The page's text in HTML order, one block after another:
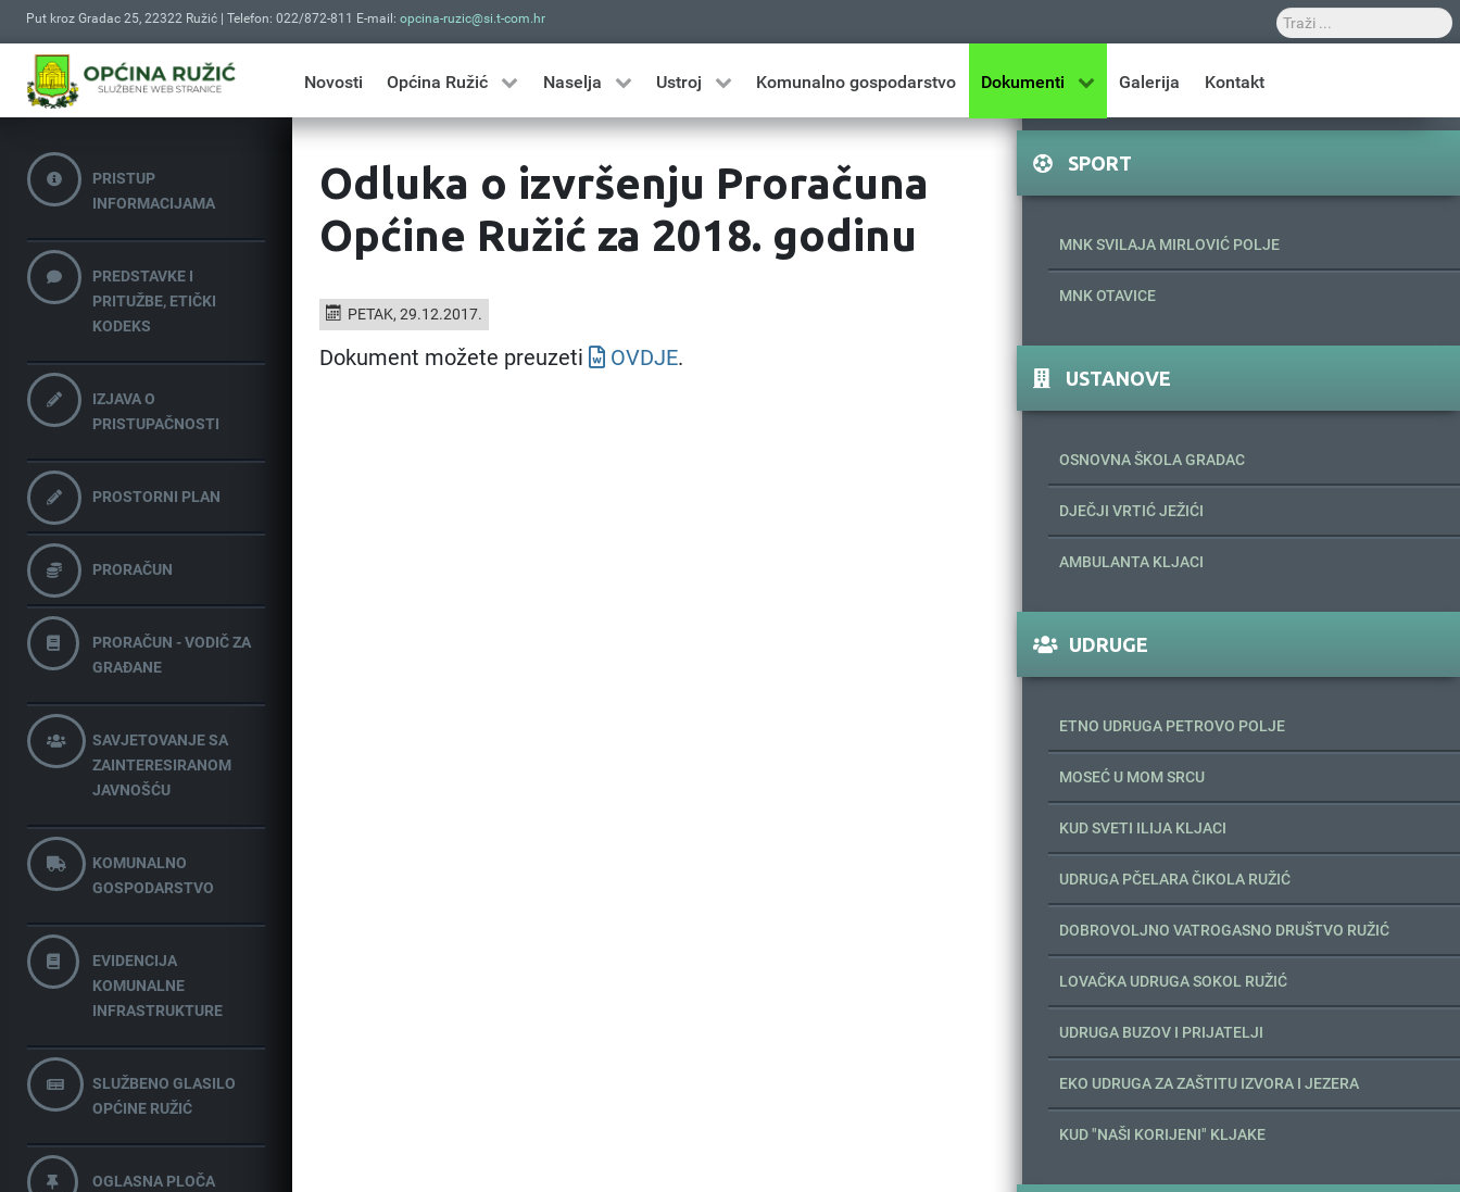
Put kroz Gradac 25, 22322 Ružić | Telefon: 022/872-811 E-mail: opcina-ruzic@si.t-com.hr
Novosti Općina Ružić Naselja Ustroj Komunalno gospodarstvo Dokumenti Galerija Kontakt
PRISTUP
INFORMACIJAMA
PREDSTAVKE I
PRITUŽBE, ETIČKI
KODEKS
IZJAVA O
PRISTUPAČNOSTI
PROSTORNI PLAN
PRORAČUN
PRORAČUN - VODIČ ZA
GRAĐANE
SAVJETOVANJE SA
ZAINTERESIRANOM
JAVNOŠĆU
KOMUNALNO
GOSPODARSTVO
EVIDENCIJA
KOMUNALNE
INFRASTRUKTURE
SLUŽBENO GLASILO
OPĆINE RUŽIĆ
OGLASNA PLOČA
Odluka o izvršenju Proračuna
Općine Ružić za 2018. godinu
PETAK, 29.12.2017.
Dokument možete preuzeti OVDJE.
SPORT
MNK SVILAJA MIRLOVIĆ POLJE
MNK OTAVICE
USTANOVE
OSNOVNA ŠKOLA GRADAC
DJEČJI VRTIĆ JEŽIĆI
AMBULANTA KLJACI
UDRUGE
ETNO UDRUGA PETROVO POLJE
MOSEĆ U MOM SRCU
KUD SVETI ILIJA KLJACI
UDRUGA PČELARA ČIKOLA RUŽIĆ
DOBROVOLJNO VATROGASNO DRUŠTVO RUŽIĆ
LOVAČKA UDRUGA SOKOL RUŽIĆ
UDRUGA BUZOV I PRIJATELJI
EKO UDRUGA ZA ZAŠTITU IZVORA I JEZERA
KUD "NAŠI KORIJENI" KLJAKE